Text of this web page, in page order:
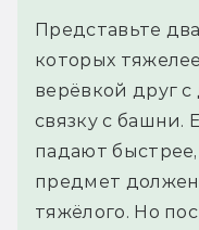
Представьте
которых
верёвкой друг с
связку с башни.
падают
предмет
тяжёлого. Но